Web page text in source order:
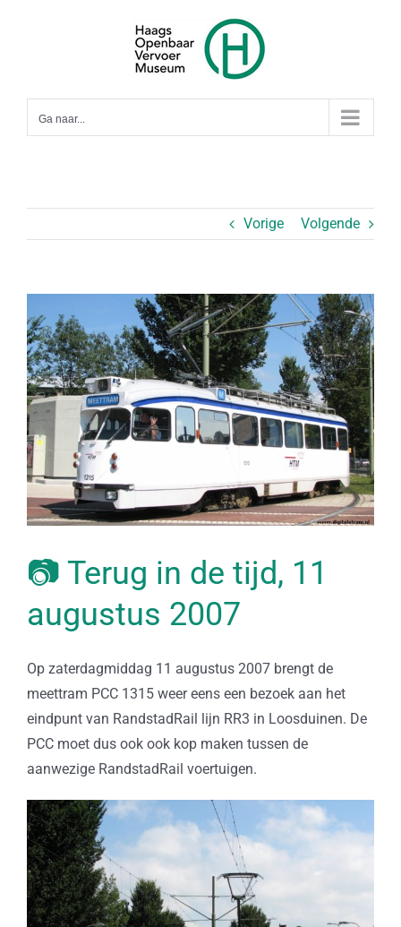
Ga naar...
Vorige Volgende
grotere
afbeelding
📷 Terug in de tijd, 11
augustus 2007
Op zaterdagmiddag 11 augustus 2007 brengt de
meettram PCC 1315 weer eens een bezoek aan het
eindpunt van RandstadRail lijn RR3 in Loosduinen. De
PCC moet dus ook ook kop maken tussen de
aanwezige RandstadRail voertuigen.